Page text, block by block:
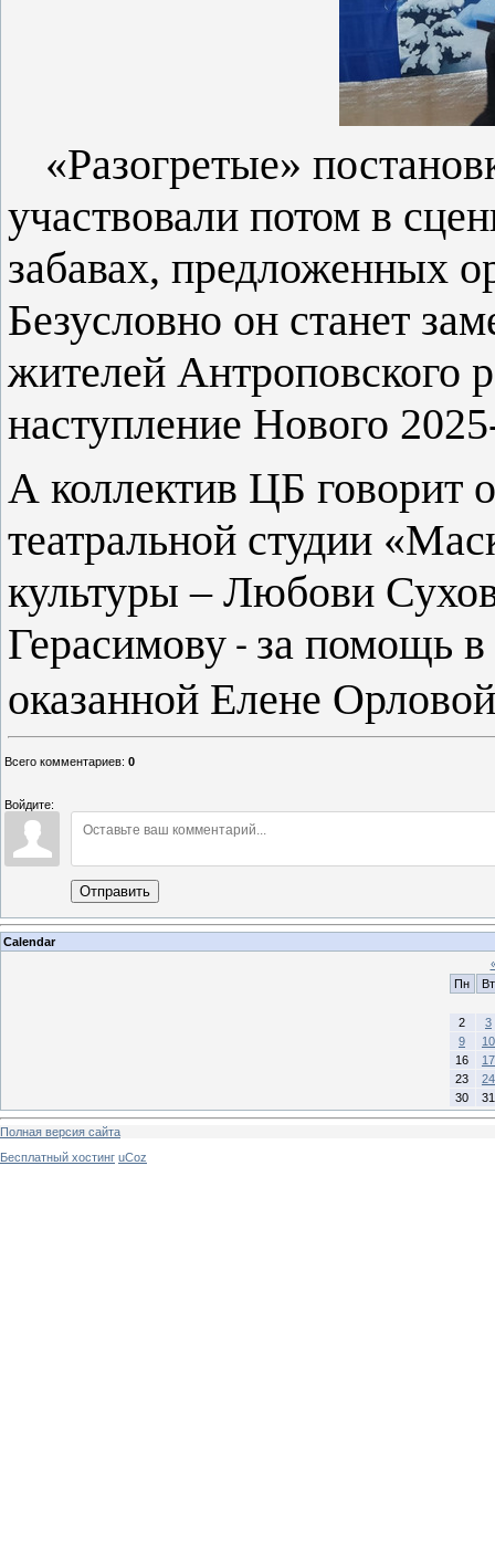
«Разогретые»
участвовали потом в
забавах, предложенных
Безусловно он станет
жителей Антроповского
наступление Нового
А коллектив ЦБ говорит
театральной студии
культуры – Любови
Герасимову - за помощь в
оказанной Елене
Всего комментариев: 0
Войдите:
Отправить
Calendar
Пн
Вт
2
3
9
10
16
17
23
24
30
31
Полная версия сайта
Бесплатный хостинг uCoz